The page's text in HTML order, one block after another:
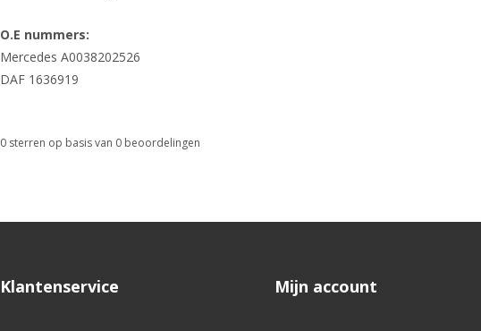
O.E nummers:
Mercedes A0038202526
DAF 1636919
0sterren op basis van 0beoordelingen
Klantenservice Mijn account